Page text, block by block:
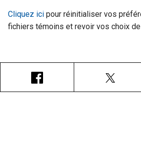
Cliquez ici pour réinitialiser vos
fichiers témoins et revoir vos choix